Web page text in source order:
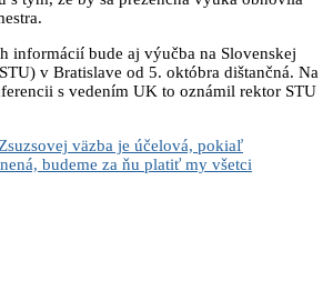
informácií bude aj výučba na Slovenskej
v Bratislave od 5. októbra dištančná. Na
s vedením UK to oznámil rektor STU
väzba je účelová, pokiaľ
budeme za ňu platiť my všetci